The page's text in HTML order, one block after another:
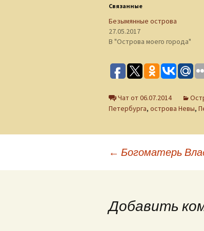
Связанные
Безымянные острова
27.05.2017
В "Острова моего города"
Чат от 06.07.2014
Петербурга, острова Невы,
Навигация
← Богоматерь
Добавить